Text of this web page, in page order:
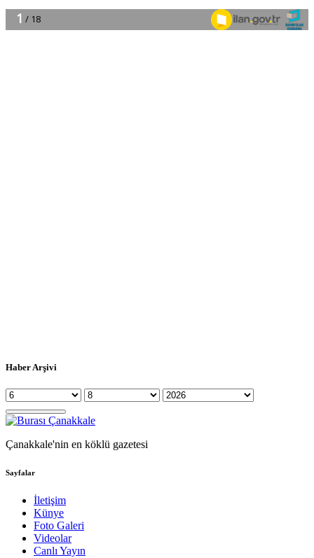
Haber Arşivi
Çanakkale'nin en köklü gazetesi
Sayfalar
İletişim
Künye
Foto Galeri
Videolar
Canlı Yayın